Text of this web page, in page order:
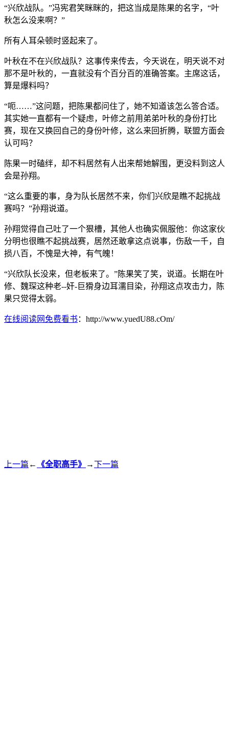
“兴欣战队。”冯宪君笑眯眯的，把这当成是陈果的名字，“叶
秋怎么没来啊？”
所有人耳朵顿时竖起来了。
叶秋在不在兴欣战队？这事传来传去，今天说在，明天说不对
那不是叶秋的，一直就没有个百分百的准确答案。主席这话，
算是爆料吗？
“呃……”这问题，把陈果都问住了，她不知道该怎么答合适。
其实她一直都有一个疑虑，叶修之前用弟弟叶秋的身份打比
赛，现在又换回自己的身份叶修，这么来回折腾，联盟方面会
认可吗？
陈果一时磕绊，却不料居然有人出来帮她解围，更没料到这人
会是孙翔。
“这么重要的事，身为队长居然不来，你们兴欣是瞧不起挑战
赛吗？”孙翔说道。
孙翔觉得自己吐了一个狠槽，其他人也确实佩服他：你这家伙
分明也很瞧不起挑战赛，居然还敢拿这点说事，伤敌一千，自
损八百，不愧是大神，有气魄！
“兴欣队长没来，但老板来了。”陈果笑了笑，说道。长期在叶
修、魏琛这种老--奸-巨猾身边耳濡目染，孙翔这点攻击力，陈
果只觉得太弱。
在线阅读网免费看书 ：http://www.yuedU88.cOm/
上一篇 ← 《全职高手》 →下一篇